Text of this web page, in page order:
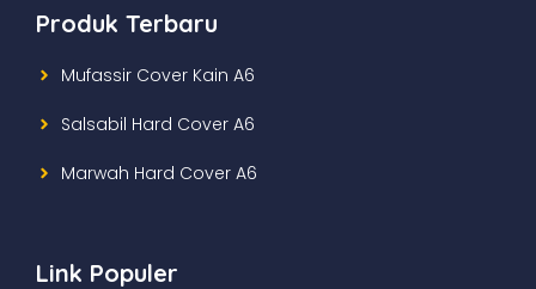
Produk Terbaru
Mufassir Cover Kain A6
Salsabil Hard Cover A6
Marwah Hard Cover A6
Link Populer